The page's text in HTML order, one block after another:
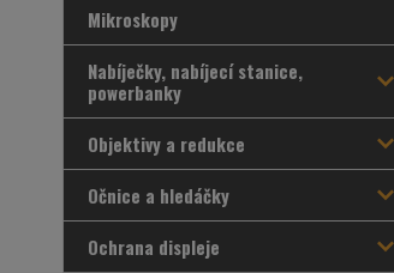
Mikroskopy
Nabíječky, nabíjecí stanice,
powerbanky
Objektivy a redukce
Očnice a hledáčky
Ochrana displeje